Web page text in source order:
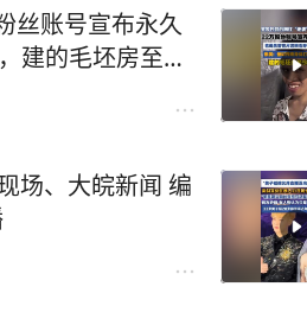
丝账号宣布永久
建的毛坯房至今
场、大皖新闻 编